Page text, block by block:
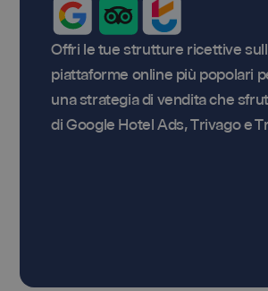
Offri le tue strutture ricettive
piattaforme online più popolari
una strategia di vendita che
di Google Hotel Ads, Trivago e